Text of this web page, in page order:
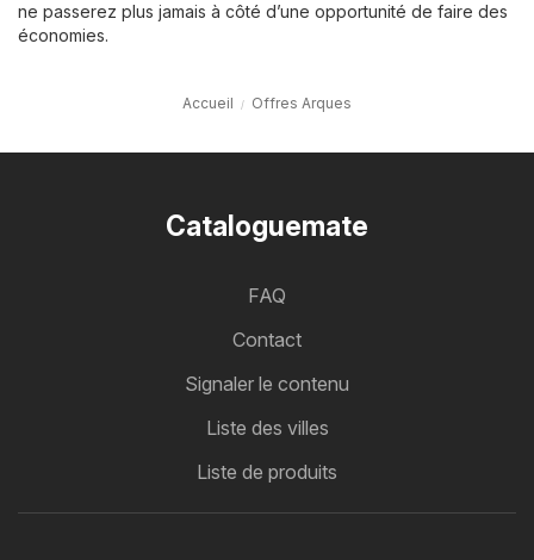
ne passerez plus jamais à côté d’une opportunité de faire des
économies.
Accueil Offres Arques
Cataloguemate
FAQ
Contact
Signaler le contenu
Liste des villes
Liste de produits